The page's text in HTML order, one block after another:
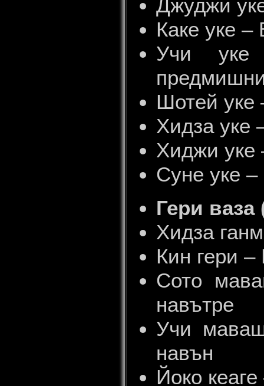
Джуджи
Каке уке –
Учи
Шотей уке
Хидза уке
Хиджи уке
Суне уке
Гери ваза
Хидза
Кин гери –
Сото
навътре
Учи
навън
Йоко